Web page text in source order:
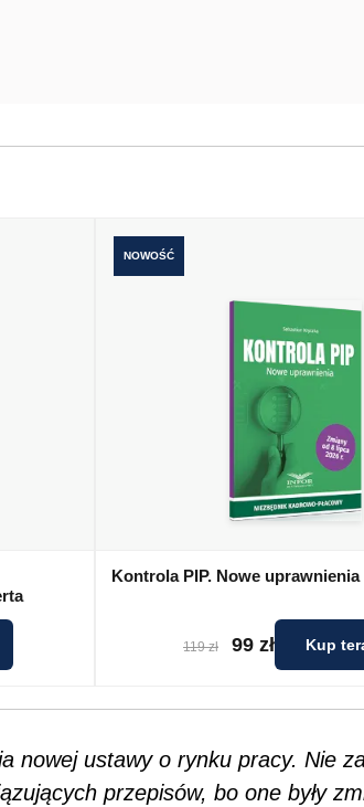
NOWOŚĆ
Kontrola PIP. Nowe uprawnienia
119 zł 99 zł Kup
nowej ustawy o rynku pracy. Nie
przepisów, bo one były